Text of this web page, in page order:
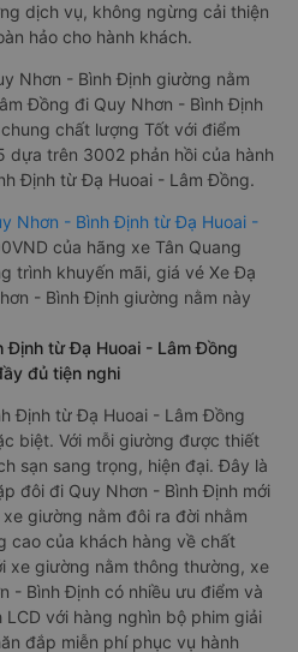
dịch vụ, không ngừng cải thiện
hảo cho hành khách.
Nhơn - Bình Định giường nằm
Đồng đi Quy Nhơn - Bình Định
chất lượng Tốt với điểm
trên 3002 phản hồi của hành
Định từ Đạ Huoai - Lâm Đồng.
Nhơn - Bình Định từ Đạ Huoai -
của hãng xe Tân Quang
trình khuyến mãi, giá vé Xe Đạ
- Bình Định giường nằm này
Định từ Đạ Huoai - Lâm Đồng
đủ tiện nghi
Định từ Đạ Huoai - Lâm Đồng
biệt. Với mỗi giường được thiết
sạn sang trọng, hiện đại. Đây là
đôi đi Quy Nhơn - Bình Định mới
giường nằm đôi ra đời nhằm
cao của khách hàng về chất
xe giường nằm thông thường, xe
- Bình Định có nhiều ưu điểm và
với hàng nghìn bộ phim giải
đắp miễn phí phục vụ hành